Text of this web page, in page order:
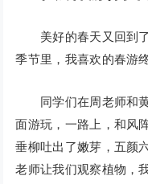
美好的春天又回到了
季节里，我喜欢的春游
同学们在周老师和黄
面游玩，一路上，和风
垂柳吐出了嫩芽，五颜
老师让我们观察植物，